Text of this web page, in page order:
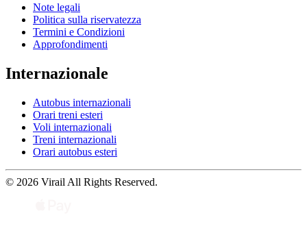
Note legali
Politica sulla riservatezza
Termini e Condizioni
Approfondimenti
Internazionale
Autobus internazionali
Orari treni esteri
Voli internazionali
Treni internazionali
Orari autobus esteri
© 2026 Virail All Rights Reserved.